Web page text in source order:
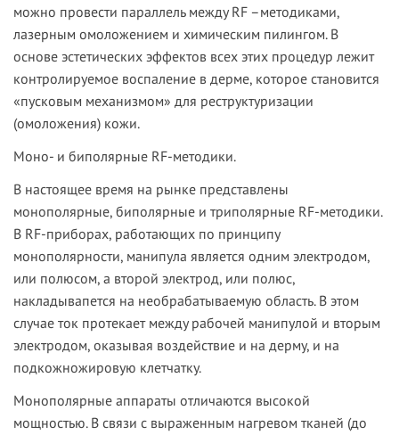
можно провести параллель между RF –методиками,
лазерным омоложением и химическим пилингом. В
основе эстетических эффектов всех этих процедур лежит
контролируемое воспаление в дерме, которое становится
«пусковым механизмом» для реструктуризации
(омоложения) кожи.
Моно- и биполярные RF-методики.
В настоящее время на рынке представлены
монополярные, биполярные и триполярные RF-методики.
В RF-приборах, работающих по принципу
монополярности, манипула является одним электродом,
или полюсом, а второй электрод, или полюс,
накладывапется на необрабатываемую область. В этом
случае ток протекает между рабочей манипулой и вторым
электродом, оказывая воздействие и на дерму, и на
подкожножировую клетчатку.
Монополярные аппараты отличаются высокой
мощностью. В связи с выраженным нагревом тканей (до